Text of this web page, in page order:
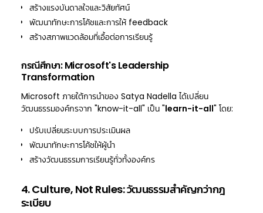
สร้างแรงบันดาลใจและวิสัยทัศน์
พัฒนาทักษะการโค้ชและการให้ feedback
สร้างสภาพแวดล้อมที่เอื้อต่อการเรียนรู้
กรณีศึกษา: Microsoft's Leadership
Transformation
Microsoft ภายใต้การนำของ Satya Nadella ได้เปลี่ยน
วัฒนธรรมองค์กรจาก "know-it-all" เป็น "learn-it-all" โดย:
ปรับเปลี่ยนระบบการประเมินผล
พัฒนาทักษะการโค้ชให้ผู้นำ
สร้างวัฒนธรรมการเรียนรู้ทั่วทั้งองค์กร
4. Culture, Not Rules: วัฒนธรรมสำคัญกว่ากฎ
ระเบียบ